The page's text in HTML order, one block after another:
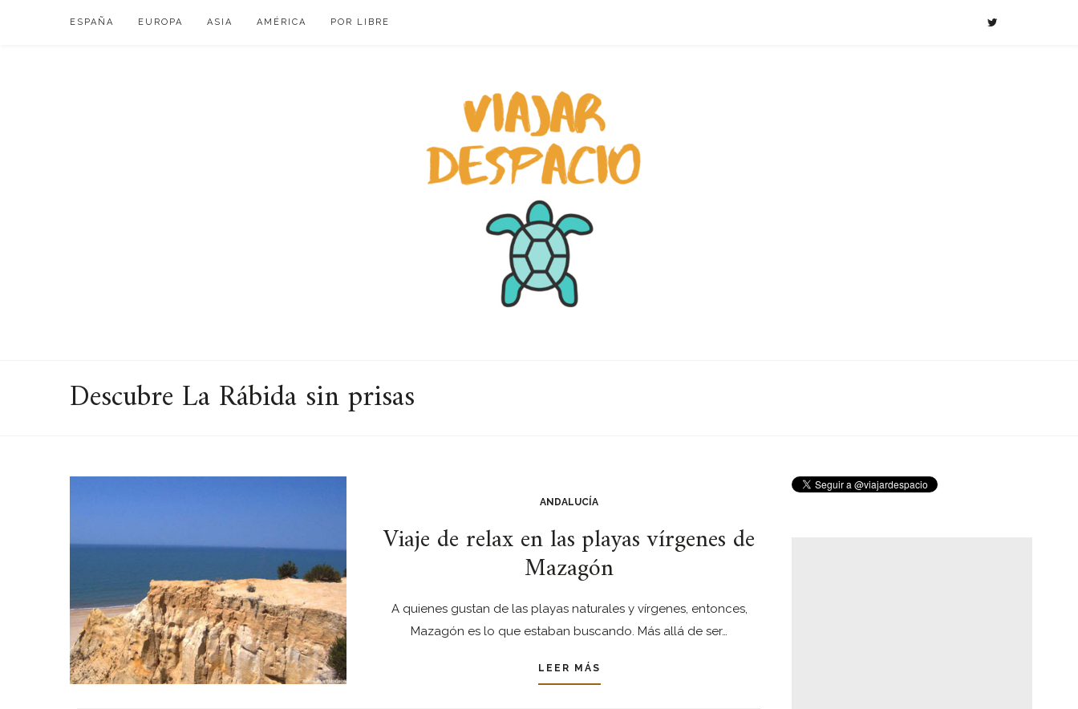
ESPAÑA EUROPA ASIA AMÉRICA POR LIBRE
Descubre La Rábida sin prisas
ANDALUCÍA
Viaje de relax en las playas vírgenes de
Mazagón
A quienes gustan de las playas naturales y vírgenes, entonces,
Mazagón es lo que estaban buscando. Más allá de ser…
LEER MÁS